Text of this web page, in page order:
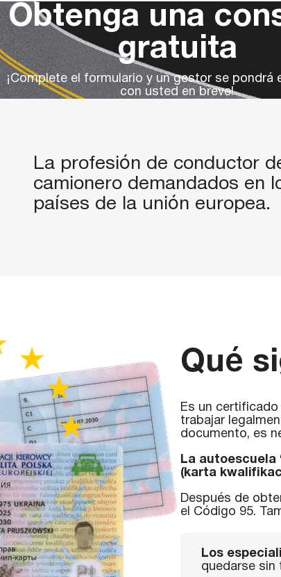
Obtenga una
gratuita
¡Complete el formulario y un gestor se pondrá
con usted en breve!
La profesión de conductor
camionero demandados en
países de la unión europea.
Qué
Es un
trabajar
documento, es
La autoescuela
(karta
Después de
el Código 95.
Los
quedarse sin